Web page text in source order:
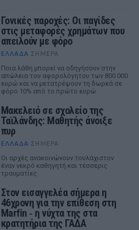
Γονικές παροχές: Οι παγίδες
στις μεταφορές χρημάτων που
απειλούν με φόρο
ΕΛΛΆΔΑ ΣΉΜΕΡΑ
Ποια λάθη μπορεί να οδηγήσουν στην
απώλεια του αφορολόγητου των 800.000
ευρώ και να μετατρέψουν τη δωρεά σε
φόρο 10% από το πρώτο ευρώ
Μακελειό σε σχολείο της
Ταϊλάνδης: Μαθητής άνοιξε
πυρ
ΕΛΛΆΔΑ ΣΉΜΕΡΑ
Οι αρχές ανακοινώνουν τουλάχιστον
έναν νεκρό καθηγητή και τέσσερις
τραυματίες
Στον εισαγγελέα σήμερα η
46χρονη για την επίθεση στη
Marfin ‑ η νύχτα της στα
κρατητήρια της ΓΑΔΑ